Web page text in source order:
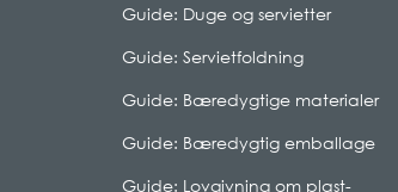
Guide: Duge og servietter
Guide: Servietfoldning
Guide: Bæredygtige materialer
Guide: Bæredygtig emballage
Guide: Lovgivning om plast-